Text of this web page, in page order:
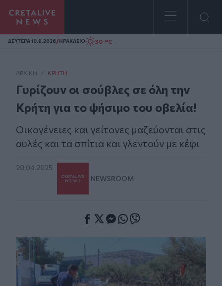
Homepage
ΔΕΥΤΕΡΑ 10.8.2026/ΗΡΑΚΛΕΙΟ 30 °C
ΑΡΧΙΚΗ / ΚΡΉΤΗ
Γυρίζουν οι σούβλες σε όλη την
Κρήτη για το ψήσιμο του οβελία!
Οικογένειες και γείτονες μαζεύονται στις
αυλές και τα σπίτια και γλεντούν με κέφι
20.04.2025
NEWSROOM